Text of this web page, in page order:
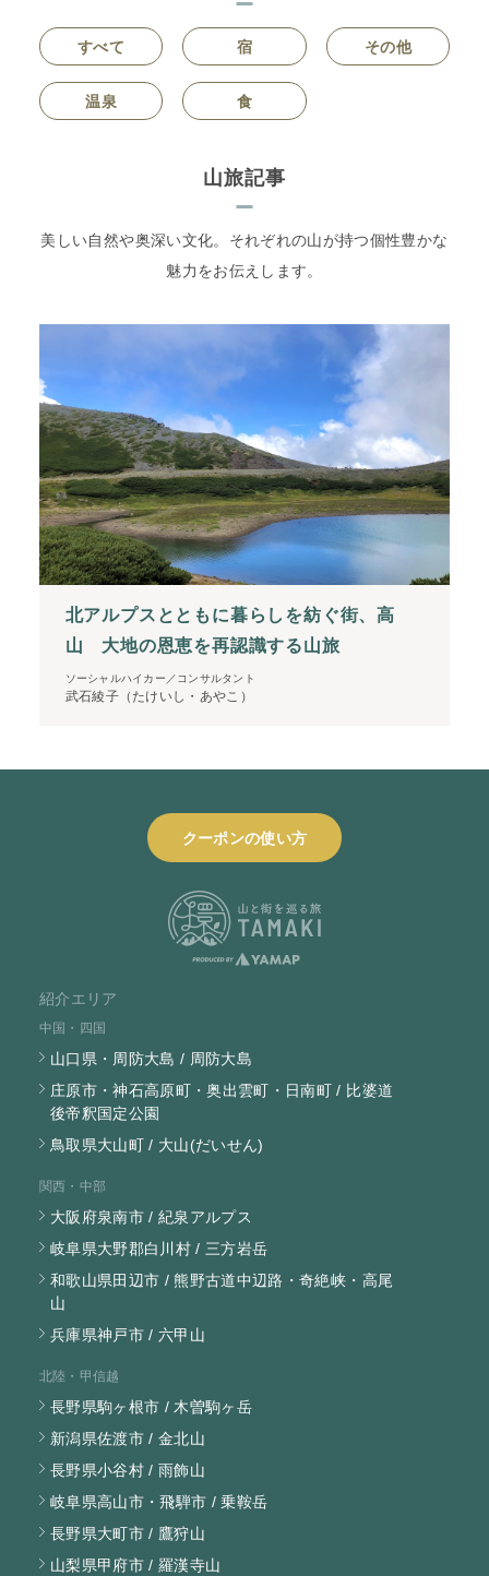
すべて 宿 その他
温泉 食
山旅記事
美しい自然や奥深い文化。それぞれの山が持つ個性豊かな
魅力をお伝えします。
北アルプスとともに暮らしを紡ぐ街、高
山 大地の恩恵を再認識する山旅
ソーシャルハイカー／コンサルタント
武石綾子（たけいし・あやこ）
クーポンの使い方
紹介エリア
中国・四国
山口県・周防大島 / 周防大島
庄原市・神石高原町・奥出雲町・日南町 / 比婆道
後帝釈国定公園
鳥取県大山町 / 大山(だいせん)
関西・中部
大阪府泉南市 / 紀泉アルプス
岐阜県大野郡白川村 / 三方岩岳
和歌山県田辺市 / 熊野古道中辺路・奇絶峡・高尾
山
兵庫県神戸市 / 六甲山
北陸・甲信越
長野県駒ヶ根市 / 木曽駒ヶ岳
新潟県佐渡市 / 金北山
長野県小谷村 / 雨飾山
岐阜県高山市・飛騨市 / 乗鞍岳
長野県大町市 / 鷹狩山
山梨県甲府市 / 羅漢寺山